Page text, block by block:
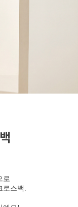
로
로스백.